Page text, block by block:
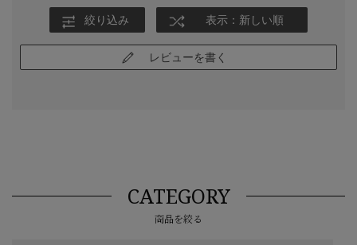
絞り込み 表示：新しい順
レビューを書く
CATEGORY
商品を絞る